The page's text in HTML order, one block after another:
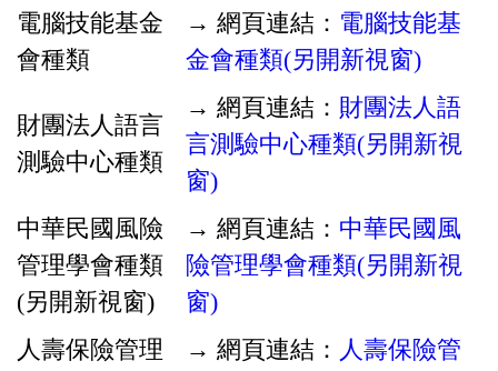
電腦技能基金
會種類
→ 網頁連結： 電腦技能基
金會種類(另開新視窗)
財團法人語言
測驗中心種類
→ 網頁連結： 財團法人語
言測驗中心種類(另開新視
窗)
中華民國風險
管理學會種類
(另開新視窗)
→ 網頁連結： 中華民國風
險管理學會種類(另開新視
窗)
人壽保險管理
→ 網頁連結： 人壽保險管